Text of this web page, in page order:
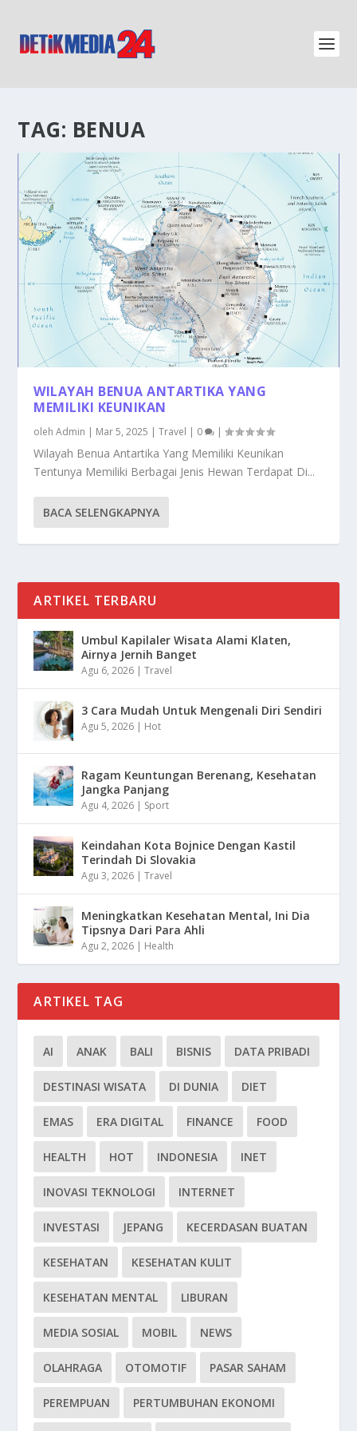
TAG: BENUA
WILAYAH BENUA ANTARTIKA YANG
MEMILIKI KEUNIKAN
olehAdmin | Mar 5, 2025 |Travel | 0 |
Wilayah Benua Antartika Yang Memiliki Keunikan
Tentunya Memiliki Berbagai Jenis Hewan Terdapat Di...
BACA SELENGKAPNYA
ARTIKEL TERBARU
Umbul Kapilaler Wisata Alami Klaten,
Airnya Jernih Banget
Agu 6, 2026 |Travel
3 Cara Mudah Untuk Mengenali Diri Sendiri
Agu 5, 2026 | Hot
Ragam Keuntungan Berenang, Kesehatan
Jangka Panjang
Agu 4, 2026 | Sport
Keindahan Kota Bojnice Dengan Kastil
Terindah Di Slovakia
Agu 3, 2026 |Travel
Meningkatkan Kesehatan Mental, Ini Dia
Tipsnya Dari Para Ahli
Agu 2, 2026 | Health
ARTIKEL TAG
AI ANAK BALI BISNIS DATA PRIBADI
DESTINASI WISATA DI DUNIA DIET
EMAS ERA DIGITAL FINANCE FOOD
HEALTH HOT INDONESIA INET
INOVASI TEKNOLOGI INTERNET
INVESTASI JEPANG KECERDASAN BUATAN
KESEHATAN KESEHATAN KULIT
KESEHATAN MENTAL LIBURAN
MEDIA SOSIAL MOBIL NEWS
OLAHRAGA OTOMOTIF PASAR SAHAM
PEREMPUAN PERTUMBUHAN EKONOMI